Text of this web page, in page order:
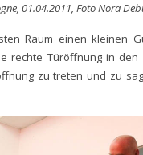
01.04.2011, Foto Nora
Raum einen kleinen
rechte Türöffnung in
zu treten und zu